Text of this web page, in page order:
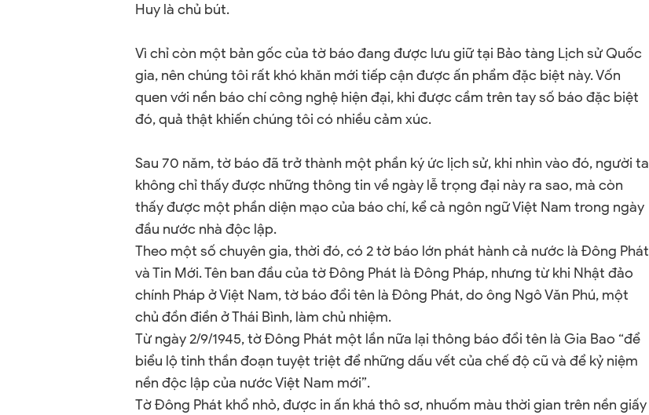
Huy là chủ bút.
Vì chỉ còn một bản gốc của tờ báo đang được lưu giữ tại Bảo tàng Lịch sử Quốc
gia, nên chúng tôi rất khó khăn mới tiếp cận được ấn phẩm đặc biệt này. Vốn
quen với nền báo chí công nghệ hiện đại, khi được cầm trên tay số báo đặc biệt
đó, quả thật khiến chúng tôi có nhiều cảm xúc.
Sau 70 năm, tờ báo đã trở thành một phần ký ức lịch sử, khi nhìn vào đó, người ta
không chỉ thấy được những thông tin về ngày lễ trọng đại này ra sao, mà còn
thấy được một phần diện mạo của báo chí, kể cả ngôn ngữ Việt Nam trong ngày
đầu nước nhà độc lập.
Theo một số chuyên gia, thời đó, có 2 tờ báo lớn phát hành cả nước là Đông Phát
và Tin Mới. Tên ban đầu của tờ Đông Phát là Đông Pháp, nhưng từ khi Nhật đảo
chính Pháp ở Việt Nam, tờ báo đổi tên là Đông Phát, do ông Ngô Văn Phú, một
chủ đồn điền ở Thái Bình, làm chủ nhiệm.
Từ ngày 2/9/1945, tờ Đông Phát một lần nữa lại thông báo đổi tên là Gia Bao “để
biểu lộ tinh thần đoạn tuyệt triệt để những dấu vết của chế độ cũ và để kỷ niệm
nền độc lập của nước Việt Nam mới”.
Tờ Đông Phát khổ nhỏ, được in ấn khá thô sơ, nhuốm màu thời gian trên nền giấy